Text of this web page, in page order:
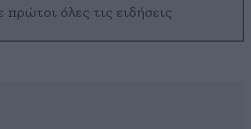
πρώτοι όλες τις ειδήσεις